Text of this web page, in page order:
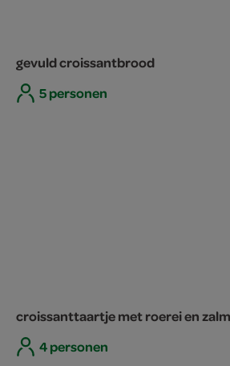
gevuld croissantbrood
5 personen
croissanttaartje met roerei en zalm
4 personen